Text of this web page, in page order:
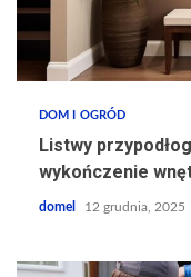
DOM I OGRÓD
Listwy
wykończenie
domel 12 grudnia, 2025